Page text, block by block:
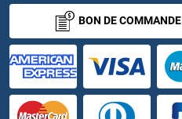
RASL11B Anticorps
RASL12 Anticorps
RASSF1 Anticorps
BON DE COMMANDE